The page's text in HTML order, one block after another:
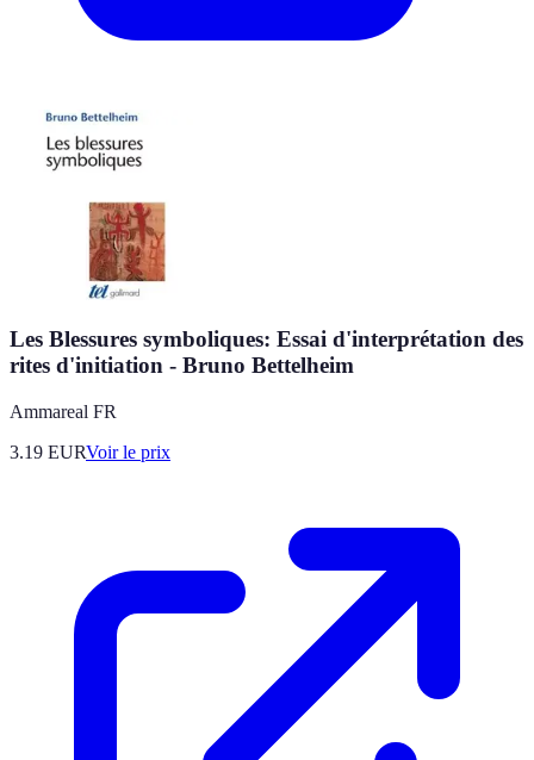
Les Blessures symboliques: Essai d'interprétation des
rites d'initiation - Bruno Bettelheim
Ammareal FR
3.19 EURVoir le prix